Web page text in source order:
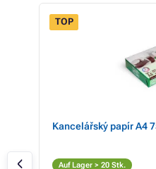
TOP
Kancelářský papír A4
Auf Lager > 20 Stk.